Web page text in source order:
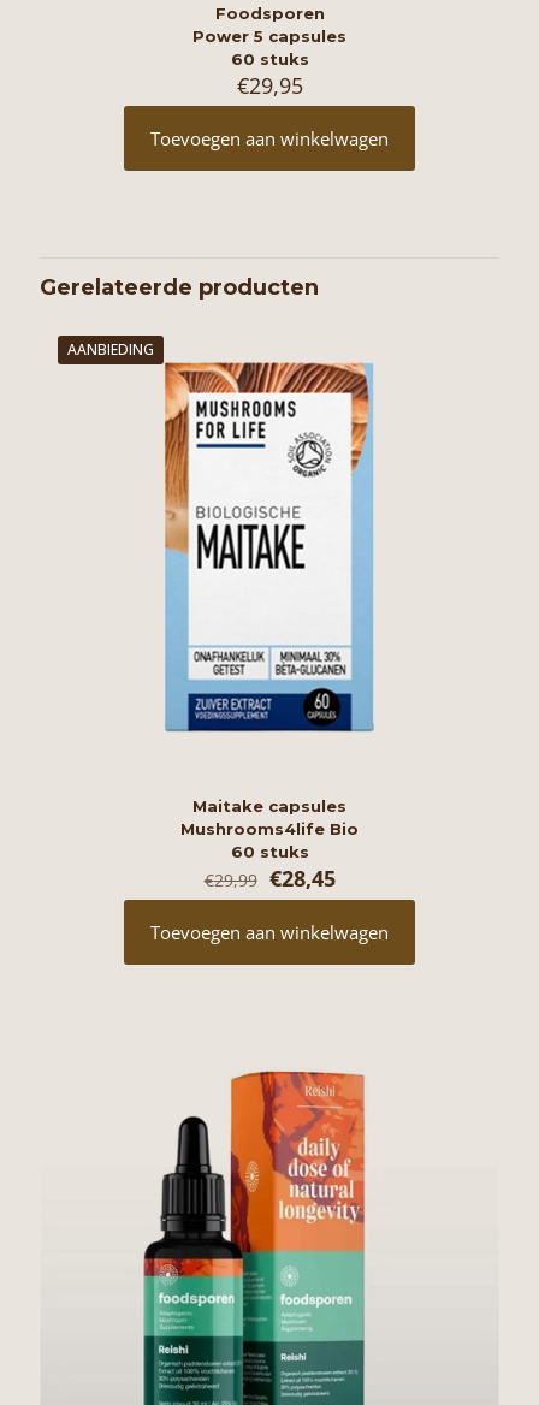
Foodsporen
Power 5 capsules
60 stuks
€29,95
Toevoegen aan winkelwagen
Gerelateerde producten
AANBIEDING
Maitake capsules
Mushrooms4life Bio
60 stuks
€29,99 Oorspronkelijke
prijs
was:
€29,99.
€28,45Huidige
prijs
is:
€28,45.
Toevoegen aan winkelwagen